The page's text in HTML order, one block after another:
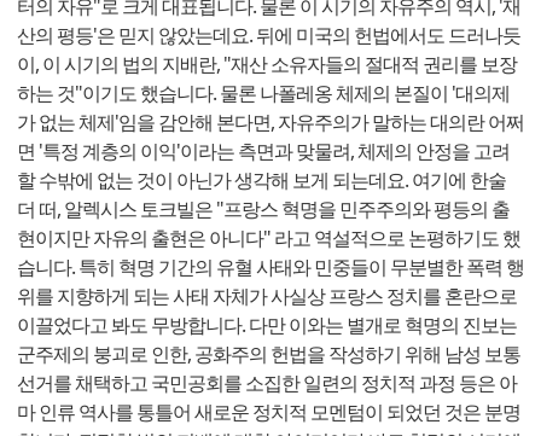
터의 자유"로 크게 대표됩니다. 물론 이 시기의 자유주의 역시, '재
산의 평등'은 믿지 않았는데요. 뒤에 미국의 헌법에서도 드러나듯
이, 이 시기의 법의 지배란, "재산 소유자들의 절대적 권리를 보장
하는 것"이기도 했습니다. 물론 나폴레옹 체제의 본질이 '대의제
가 없는 체제'임을 감안해 본다면, 자유주의가 말하는 대의란 어쩌
면 '특정 계층의 이익'이라는 측면과 맞물려, 체제의 안정을 고려
할 수밖에 없는 것이 아닌가 생각해 보게 되는데요. 여기에 한술
더 떠, 알렉시스 토크빌은 "프랑스 혁명을 민주주의와 평등의 출
현이지만 자유의 출현은 아니다" 라고 역설적으로 논평하기도 했
습니다. 특히 혁명 기간의 유혈 사태와 민중들이 무분별한 폭력 행
위를 지향하게 되는 사태 자체가 사실상 프랑스 정치를 혼란으로
이끌었다고 봐도 무방합니다. 다만 이와는 별개로 혁명의 진보는
군주제의 붕괴로 인한, 공화주의 헌법을 작성하기 위해 남성 보통
선거를 채택하고 국민공회를 소집한 일련의 정치적 과정 등은 아
마 인류 역사를 통틀어 새로운 정치적 모멘텀이 되었던 것은 분명